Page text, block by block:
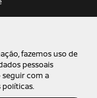
fazemos uso de
pessoais
seguir com a
políticas.